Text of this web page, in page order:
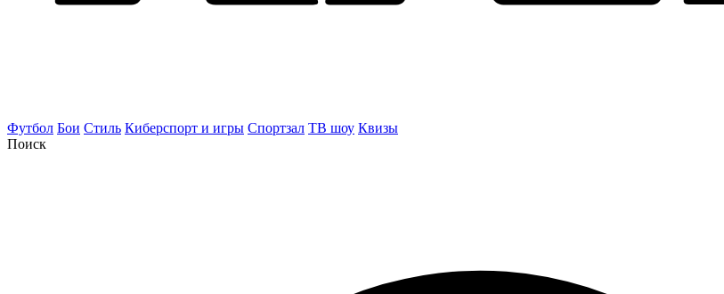
Футбол Бои Стиль Киберспорт и игры Спортзал ТВ шоу Квизы
Поиск